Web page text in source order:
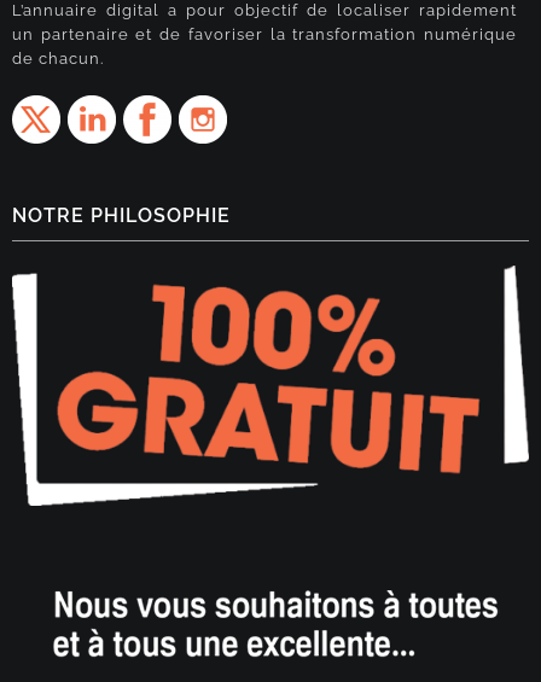
L’annuaire digital a pour objectif de localiser rapidement
un partenaire et de favoriser la transformation numérique
de chacun.
NOTRE PHILOSOPHIE